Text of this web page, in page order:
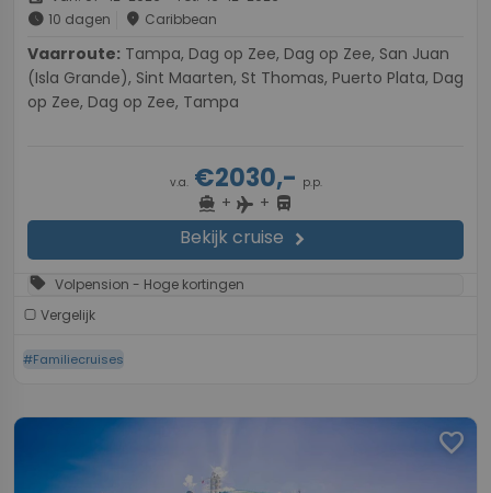
schedule 10 dagen place Caribbean
Vaarroute:
(Isla Grande), Sint Maarten, St Thomas, Puerto Plata, Dag
op Zee, Dag op Zee, Tampa
v.a.€2030,- p.p.
directions_boat + flight + directions_bus
Bekijk cruise chevron_right
sell Volpension - Hoge kortingen
Vergelijk
#Familiecruises
favorite